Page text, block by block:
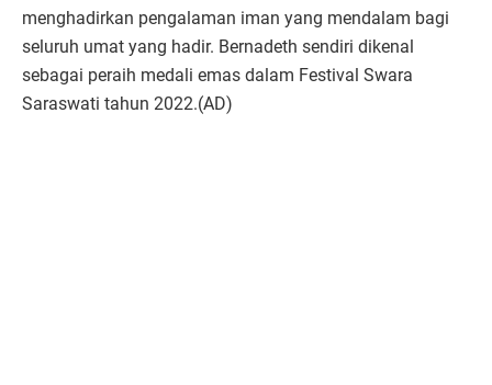
menghadirkan pengalaman iman yang mendalam bagi
seluruh umat yang hadir. Bernadeth sendiri dikenal
sebagai peraih medali emas dalam Festival Swara
Saraswati tahun 2022.(AD)